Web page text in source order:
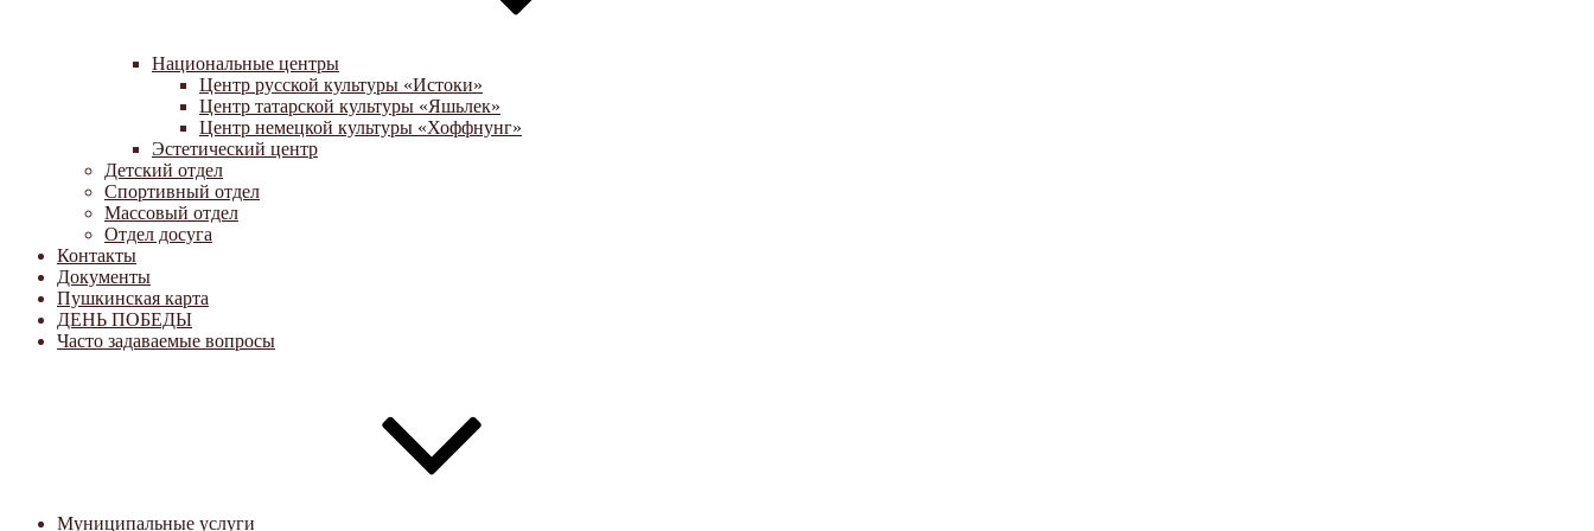
Национальные центры
Центр русской культуры «Истоки»
Центр татарской культуры «Яшьлек»
Центр немецкой культуры «Хоффнунг»
Эстетический центр
Детский отдел
Спортивный отдел
Массовый отдел
Отдел досуга
Контакты
Документы
Пушкинская карта
ДЕНЬ ПОБЕДЫ
Часто задаваемые вопросы
Муниципальные услуги